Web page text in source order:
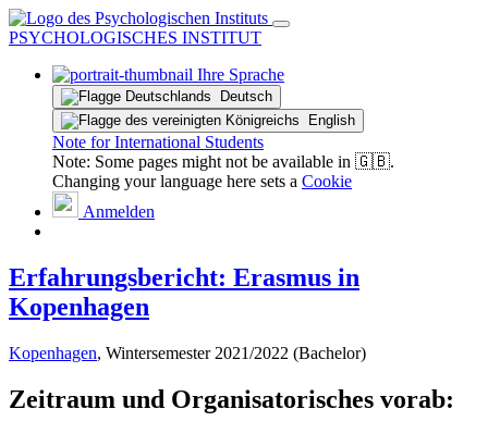
PSYCHOLOGISCHES INSTITUT
Ihre Sprache
Deutsch
English
Note for International Students
Note: Some pages might not be available in 🇬🇧.
Changing your language here sets a Cookie
Anmelden
Erfahrungsbericht: Erasmus in
Kopenhagen
Kopenhagen, Wintersemester 2021/2022 (Bachelor)
Zeitraum und Organisatorisches vorab: